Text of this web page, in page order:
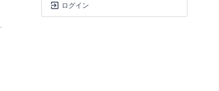
ログイン